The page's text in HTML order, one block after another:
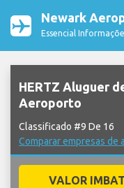
Newark
Essencial
HERTZ Aluguer
Aeroporto
Classificado #9 De 16
Comparar empresas de
VALOR